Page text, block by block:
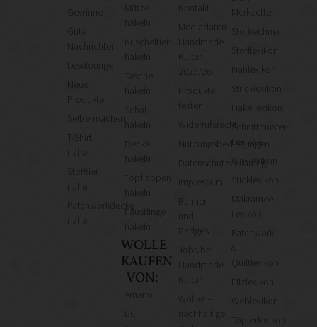
Gute
Nachrichten!
Leselounge
Neue
Produkte
Selbermachen
T-Shirt
Stofftier
Patchworkdecke
Mütze
häkeln
Kuscheltier
häkeln
Tasche
häkeln
häkeln
Topflappen
häkeln
Fäustlinge
häkeln
WOLLE
KAUFEN
VON:
Kontakt
Mediadaten
Kultur
2025/26
Produkte
testen
Widerrufsrecht
Nutzungsbedingungen
Datenschutzerklärung
Kultur
Wollke –
nachhaltige
Merkzettel
Stoffrechner
Stofflexikon
Nählexikon
Stricklexikon
Häkellexikon
Schnittmuster-
Lexikon
Wolllexikon
Sticklexikon
Makramee-
Lexikon
Patchwork-
&
Quiltlexikon
Weblexikon
Töpferlexikon